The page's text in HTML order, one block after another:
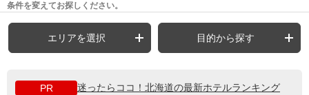
条件を変えてお探しください。
エリアを選択 目的から探す
PR
迷ったらココ！北海道の最新ホテルランキング